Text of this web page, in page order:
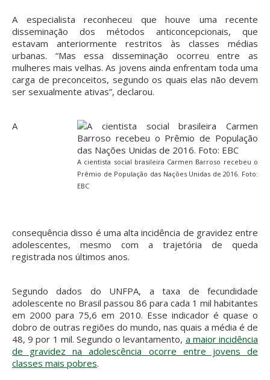
A especialista reconheceu que houve uma recente
disseminação dos métodos anticoncepcionais, que
estavam anteriormente restritos às classes médias
urbanas. “Mas essa disseminação ocorreu entre as
mulheres mais velhas. As jovens ainda enfrentam toda uma
carga de preconceitos, segundo os quais elas não devem
ser sexualmente ativas”, declarou.
A cientista social brasileira Carmen Barroso recebeu o
Prêmio de População das Nações Unidas de 2016. Foto:
EBC
A
consequência disso é uma alta incidência de gravidez entre
adolescentes, mesmo com a trajetória de queda
registrada nos últimos anos.
Segundo dados do UNFPA, a taxa de fecundidade
adolescente no Brasil passou 86 para cada 1 mil habitantes
em 2000 para 75,6 em 2010. Esse indicador é quase o
dobro de outras regiões do mundo, nas quais a média é de
48, 9 por 1 mil. Segundo o levantamento, a maior incidência
de gravidez na adolescência ocorre entre jovens de
classes mais pobres.